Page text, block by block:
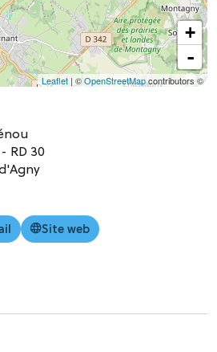
+
-
Leaflet | ©OpenStreetMapcontributors ©
RD 30
Site web